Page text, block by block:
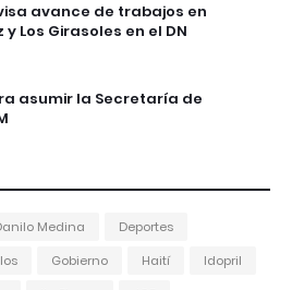
avance de trabajos en
Los Girasoles en el DN
asumir la Secretaría de
Medina
Deportes
Gobierno Haití
Idopril